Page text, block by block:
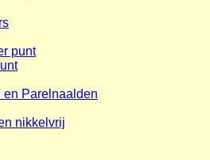
punt
en Parelnaalden
nikkelvrij